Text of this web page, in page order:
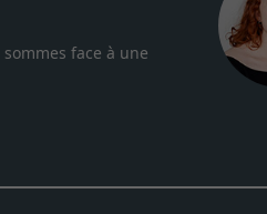
face à une